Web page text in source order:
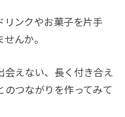
リンクやお菓子を片手
んか。
会えない、長く付き合え
のつながりを作ってみて